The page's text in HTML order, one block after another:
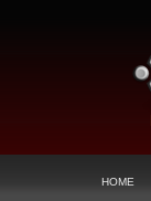
HOME